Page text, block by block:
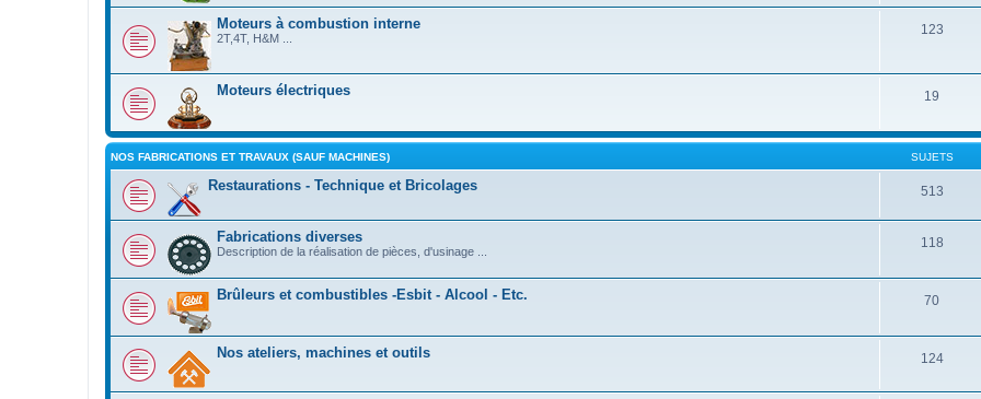
Moteurs à combustion interne
2T,4T, H&M ...
123
Moteurs électriques 19
NOS FABRICATIONS ET TRAVAUX (SAUF MACHINES) SUJETS
Restaurations - Technique et Bricolages 513
Fabrications diverses
Description de la réalisation de pièces, d'usinage ...
118
Brûleurs et combustibles -Esbit - Alcool - Etc. 70
Nos ateliers, machines et outils 124